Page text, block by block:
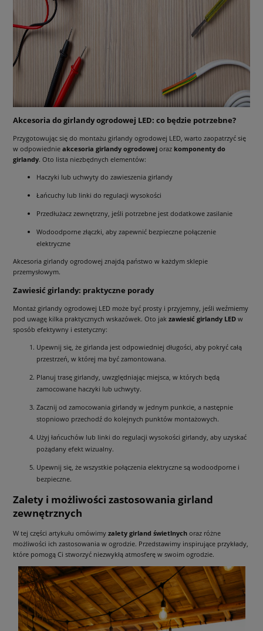
Akcesoria do girlandy ogrodowej LED: co będzie potrzebne?
Przygotowując się do montażu girlandy ogrodowej LED, warto zaopatrzyć się
w odpowiednie akcesoria girlandy ogrodowej oraz komponenty do
girlandy. Oto lista niezbędnych elementów:
Haczyki lub uchwyty do zawieszenia girlandy
Łańcuchy lub linki do regulacji wysokości
Przedłużacz zewnętrzny, jeśli potrzebne jest dodatkowe zasilanie
Wodoodporne złączki, aby zapewnić bezpieczne połączenie
elektryczne
Akcesoria girlandy ogrodowej znajdą państwo w każdym sklepie
przemysłowym.
Zawiesić girlandy: praktyczne porady
Montaż girlandy ogrodowej LED może być prosty i przyjemny, jeśli weźmiemy
pod uwagę kilka praktycznych wskazówek. Oto jak zawiesić girlandy LED w
sposób efektywny i estetyczny:
Upewnij się, że girlanda jest odpowiedniej długości, aby pokryć całą
przestrzeń, w której ma być zamontowana.
Planuj trasę girlandy, uwzględniając miejsca, w których będą
zamocowane haczyki lub uchwyty.
Zacznij od zamocowania girlandy w jednym punkcie, a następnie
stopniowo przechodź do kolejnych punktów montażowych.
Użyj łańcuchów lub linki do regulacji wysokości girlandy, aby uzyskać
pożądany efekt wizualny.
Upewnij się, że wszystkie połączenia elektryczne są wodoodporne i
bezpieczne.
Zalety i możliwości zastosowania girland
zewnętrznych
W tej części artykułu omówimy zalety girland świetlnych oraz różne
możliwości ich zastosowania w ogrodzie. Przedstawimy inspirujące przykłady,
które pomogą Ci stworzyć niezwykłą atmosferę w swoim ogrodzie.